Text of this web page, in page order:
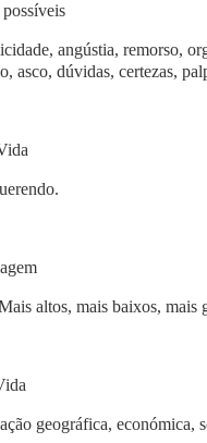
angústia, remorso,
asco, dúvidas, certezas,
altos, mais baixos, mais
geográfica, económica,